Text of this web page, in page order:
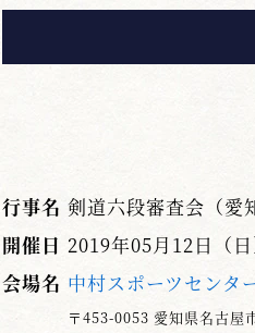
寸暇を惜しんで稽古に励
た皆様には、絶対に諦め
気持」で反省してくださ
繰り返さないと云うこと
今回の審査を通じて特に
行事名 剣道六段審査会（愛
開催日 2019年05月12日（日
会場名 中村スポーツセンタ
〒453-0053 愛知県名古屋